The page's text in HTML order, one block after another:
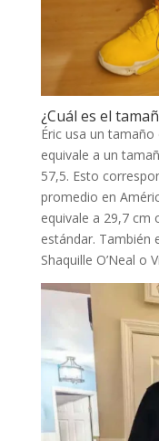
¿Cuál es el
Éric usa un
equivale a un
57,5. Esto
promedio en
equivale a 29,7 cm
estándar. También
Shaquille O’Neal o